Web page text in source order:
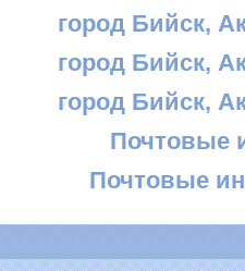
город Бийск,
город Бийск,
город Бийск,
Почтовые
Почтовые